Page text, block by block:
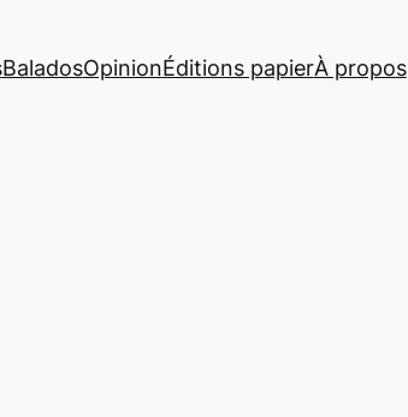
BaladosOpinionÉditions papierÀ propos